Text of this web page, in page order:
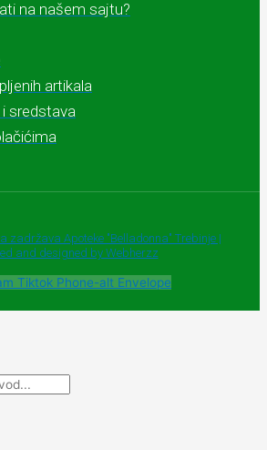
na našem sajtu?
artikala
sredstava
zadržava Apoteke "Belladonna" Trebinje |
and designed by Webherzz
Tiktok Phone-alt Envelope